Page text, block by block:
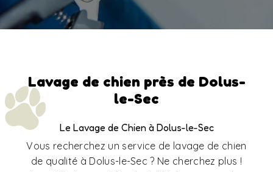
Lavage de chien près de Dolus-
le-Sec
Le Lavage de Chien à Dolus-le-Sec
Vous recherchez un service de lavage de chien
de qualité à Dolus-le-Sec ? Ne cherchez plus !